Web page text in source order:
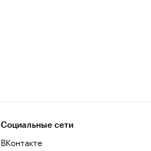
Социальные сети
ВКонтакте